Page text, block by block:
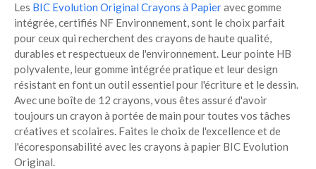
Les BIC Evolution Original Crayons à Papieravec gomme
intégrée, certifiés NF Environnement, sont le choix parfait
pour ceux qui recherchent des crayons de haute qualité,
durables et respectueux de l'environnement. Leur pointe HB
polyvalente, leur gomme intégrée pratique et leur design
résistant en font un outil essentiel pour l'écriture et le dessin.
Avec une boîte de 12 crayons, vous êtes assuré d'avoir
toujours un crayon à portée de main pour toutes vos tâches
créatives et scolaires. Faites le choix de l'excellence et de
l'écoresponsabilité avec les crayons à papier BIC Evolution
Original.